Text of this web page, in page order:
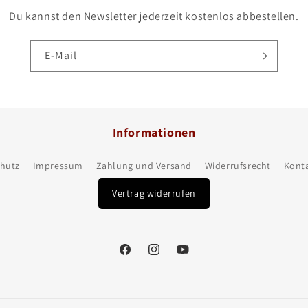
Du kannst den Newsletter jederzeit kostenlos abbestellen.
E-Mail
Informationen
Impressum Zahlung und Versand Widerrufsrecht
Vertrag widerrufen
FacebookInstagramYouTube